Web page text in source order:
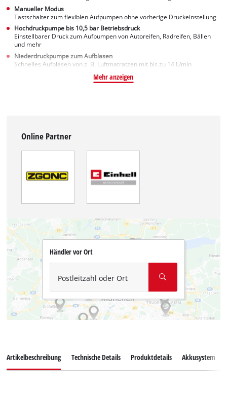
Manueller Modus
Tastschalter zum flexiblen Aufpumpen ohne vorherige Druckeinstellung
Hochdruckpumpe bis 10,5 bar Betriebsdruck
Einstellbarer Druck zum Aufpumpen von Autoreifen, Radreifen, Bällen
und mehr
Niederdruckpumpe zum Aufblasen
Schnelles Aufblasen von z. B. Luftmatratzen mit bis zu 14 L/min
Mehr anzeigen
Online Partner
Händler vor Ort
Postleitzahl oder Ort
Artikelbeschreibung Technische Details Produktdetails Akkusystem